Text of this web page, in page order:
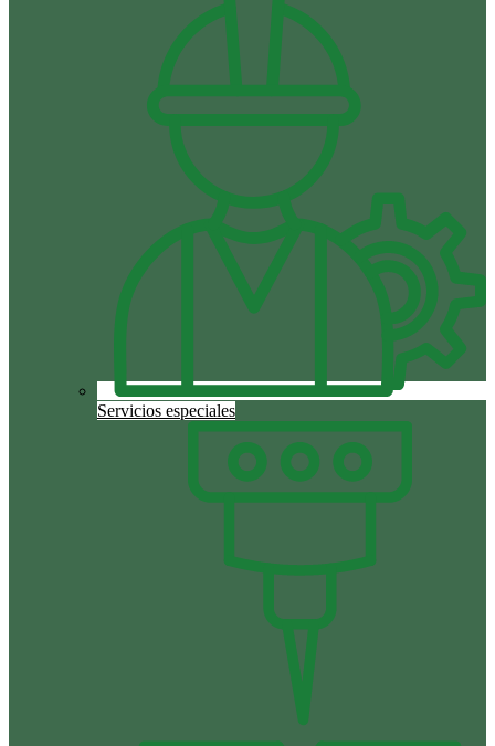
Servicios especiales